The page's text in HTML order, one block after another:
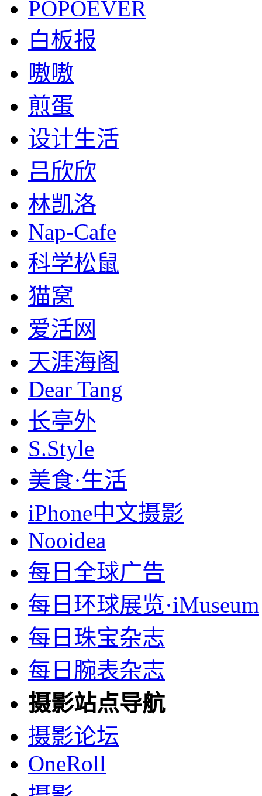
POPOEVER
白板报
嗷嗷
煎蛋
设计生活
吕欣欣
林凯洛
Nap-Cafe
科学松鼠
猫窝
爱活网
天涯海阁
Dear Tang
长亭外
S.Style
美食·生活
iPhone中文摄影
Nooidea
每日全球广告
每日环球展览·iMuseum
每日珠宝杂志
每日腕表杂志
摄影站点导航
摄影论坛
OneRoll